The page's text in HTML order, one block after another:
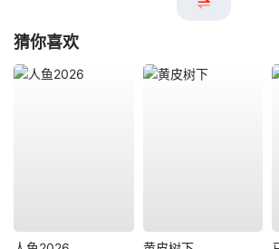
猜你喜欢